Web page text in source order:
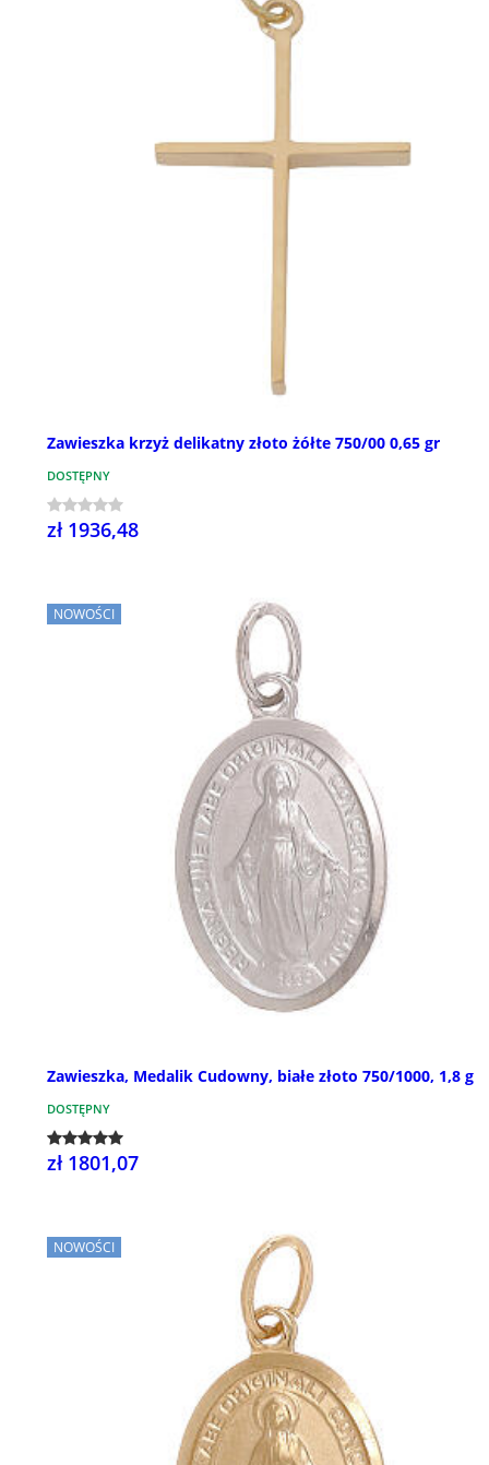
Zawieszka krzyż delikatny złoto żółte 750/00 0,65 gr
DOSTĘPNY
zł 1936,48
NOWOŚCI
Zawieszka, Medalik Cudowny, białe złoto 750/1000, 1,8 g
DOSTĘPNY
zł 1801,07
NOWOŚCI